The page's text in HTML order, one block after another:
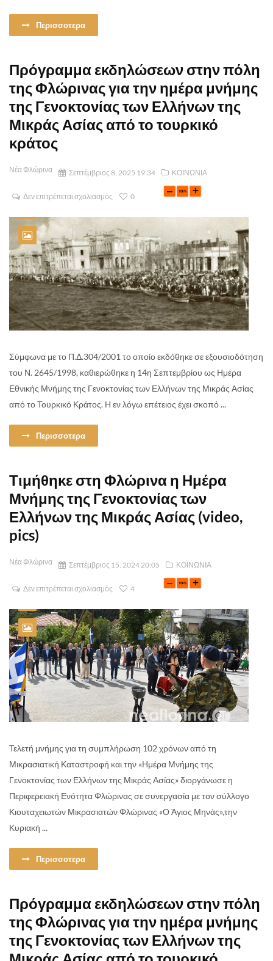
Περισσοτερα
Πρόγραμμα εκδηλώσεων στην πόλη
της Φλώρινας για την ημέρα μνήμης
της Γενοκτονίας των Ελλήνων της
Μικράς Ασίας από το τουρκικό
κράτος
Νέα Φλώρινα Σεπτέμβριος 8, 2025 19:34 ΚΟΙΝΩΝΙΑ
Δεν επιτρέπεται σχολιασμός 0
Σύμφωνα με το Π.Δ.304/2001 το οποίο εκδόθηκε σε εξουσιοδότηση
του Ν. 2645/1998, καθιερώθηκε η 14η Σεπτεμβρίου ως Ημέρα
Εθνικής Μνήμης της Γενοκτονίας των Ελλήνων της Μικράς Ασίας
από το Τουρκικό Κράτος. Η εν λόγω επέτειος έχει σκοπό ...
Περισσοτερα
Τιμήθηκε στη Φλώρινα η Ημέρα
Μνήμης της Γενοκτονίας των
Ελλήνων της Μικράς Ασίας (video,
pics)
Νέα Φλώρινα Σεπτέμβριος 15, 2024 20:05 ΚΟΙΝΩΝΙΑ
Δεν επιτρέπεται σχολιασμός 4
Τελετή μνήμης για τη συμπλήρωση 102 χρόνων από τη
Μικρασιατική Καταστροφή και την «Ημέρα Μνήμης της
Γενοκτονίας των Ελλήνων της Μικράς Ασίας» διοργάνωσε η
Περιφερειακή Ενότητα Φλώρινας σε συνεργασία με τον σύλλογο
Κιουταχειωτών Μικρασιατών Φλώρινας «Ο Άγιος Μηνάς»,την
Κυριακή ...
Περισσοτερα
Πρόγραμμα εκδηλώσεων στην πόλη
της Φλώρινας για την ημέρα μνήμης
της Γενοκτονίας των Ελλήνων της